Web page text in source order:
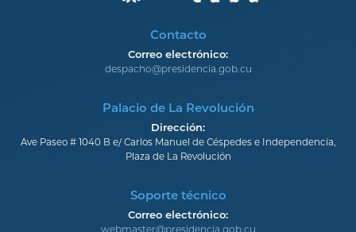
Contacto
Correo electrónico:
despacho@presidencia.gob.cu
Palacio de La Revolución
Dirección:
Ave Paseo # 1040 B e/ Carlos Manuel de Céspedes e Independencia,
Plaza de La Revolución
Soporte técnico
Correo electrónico:
webmaster@presidencia.gob.cu